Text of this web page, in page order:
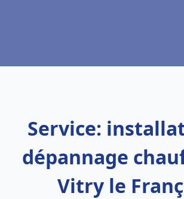
Service:
dépannage
Vitry le